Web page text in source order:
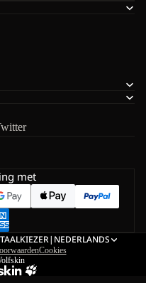
met
| NEDERLANDS
Cookies